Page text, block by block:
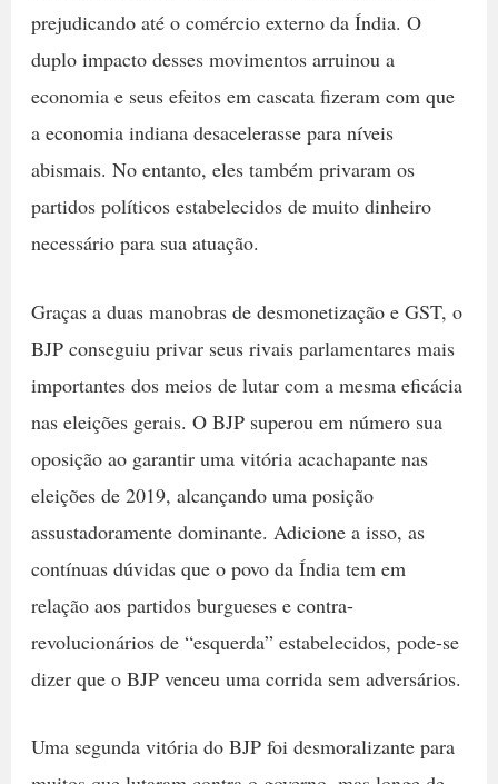
prejudicando até o comércio externo da Índia. O
duplo impacto desses movimentos arruinou a
economia e seus efeitos em cascata fizeram com que
a economia indiana desacelerasse para níveis
abismais. No entanto, eles também privaram os
partidos políticos estabelecidos de muito dinheiro
necessário para sua atuação.
Graças a duas manobras de desmonetização e GST, o
BJP conseguiu privar seus rivais parlamentares mais
importantes dos meios de lutar com a mesma eficácia
nas eleições gerais. O BJP superou em número sua
oposição ao garantir uma vitória acachapante nas
eleições de 2019, alcançando uma posição
assustadoramente dominante. Adicione a isso, as
contínuas dúvidas que o povo da Índia tem em
relação aos partidos burgueses e contra-
revolucionários de “esquerda” estabelecidos, pode-se
dizer que o BJP venceu uma corrida sem adversários.
Uma segunda vitória do BJP foi desmoralizante para